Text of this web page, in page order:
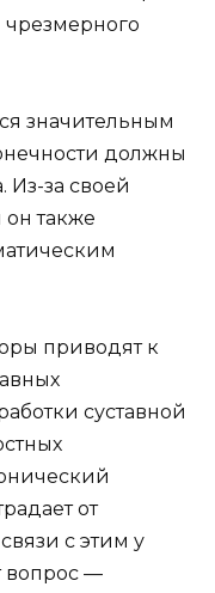
значительным
должны
Из-за своей
также
приводят к
суставной
от
с этим у
вопрос —